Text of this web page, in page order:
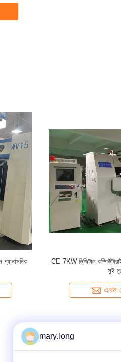
প্যানাসনিক
CE 7KW ডিজিটাল
সুই
এখন
mary.long